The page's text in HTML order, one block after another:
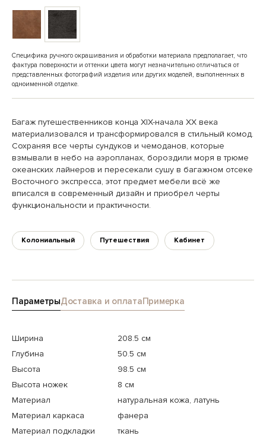
Специфика ручного окрашивания и обработки материала предполагает, что
фактура поверхности и оттенки цвета могут незначительно отличаться от
представленных фотографий изделия или других моделей, выполненных в
одноименной отделке.
Багаж путешественников конца XIX-начала XX века
материализовался и трансформировался в стильный комод.
Сохраняя все черты сундуков и чемоданов, которые
взмывали в небо на аэропланах, бороздили моря в трюме
океанских лайнеров и пересекали сушу в багажном отсеке
Восточного экспресса, этот предмет мебели всё же
вписался в современный дизайн и приобрел черты
функциональности и практичности.
Колониальный Путешествия Кабинет
ПараметрыДоставка и оплатаПримерка
Ширина
208.5 см
Глубина
50.5 см
Высота
98.5 см
Высота ножек
8 см
Материал
натуральная кожа, латунь
Материал каркаса
фанера
Материал подкладки
ткань